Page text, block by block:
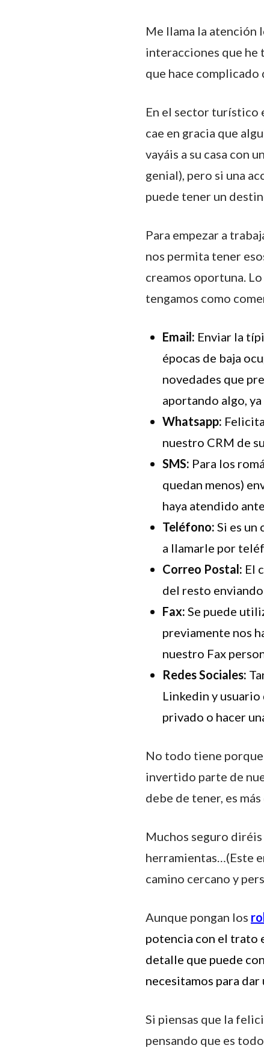
Me llama la atención
interacciones que he
que hace
En el sector turístico
cae en gracia que
vayáis a su casa con
genial), pero si una
puede tener un
Para empezar a
nos permita tener
creamos oportuna.
tengamos como
Email: Enviar la
épocas de baja
novedades que
aportando algo, ya
Whatsapp:
nuestro CRM de
SMS: Para los
quedan menos)
haya atendido
Teléfono: Si es
a llamarle por
Correo Postal: El
del resto
Fax: Se puede
previamente nos
nuestro Fax
Redes Sociales:
Linkedin y
privado o hacer
No todo tiene
invertido parte de
debe de tener, es
Muchos seguro
herramientas…(Este
camino cercano y
Aunque pongan los
potencia con el trato
detalle que puede
necesitamos para
Si piensas que la
pensando que es